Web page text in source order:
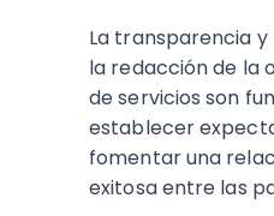
La transparencia
la redacción de la
de servicios son
establecer
fomentar una
exitosa entre las